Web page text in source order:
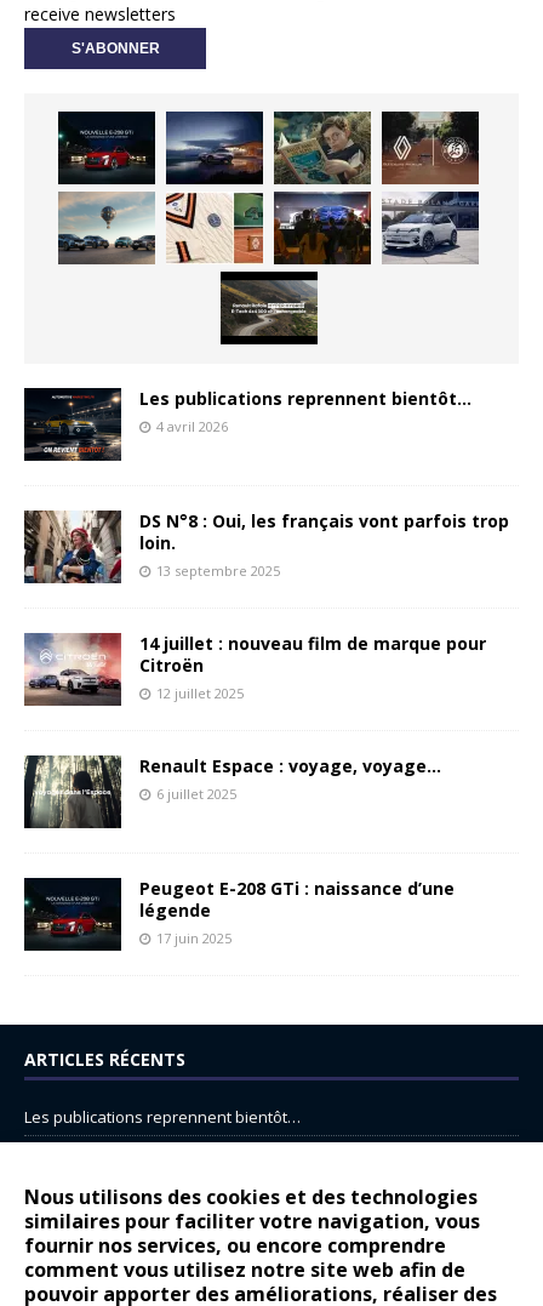
Nous utilisons des cookies et des technologies
similaires pour faciliter votre navigation, vous
fournir nos services, ou encore comprendre
comment vous utilisez notre site web afin de
pouvoir apporter des améliorations, réaliser des
receive newsletters
Les publications reprennent bientôt…
4 avril 2026
DS N°8 : Oui, les français vont parfois trop
loin.
13 septembre 2025
14 juillet : nouveau film de marque pour
Citroën
12 juillet 2025
Renault Espace : voyage, voyage…
6 juillet 2025
Peugeot E-208 GTi : naissance d’une
légende
17 juin 2025
ARTICLES RÉCENTS
Les publications reprennent bientôt…
14 juillet : nouveau film de marque pour Citroën
Renault Espace : voyage, voyage…
Peugeot E-208 GTi : naissance d’une légende